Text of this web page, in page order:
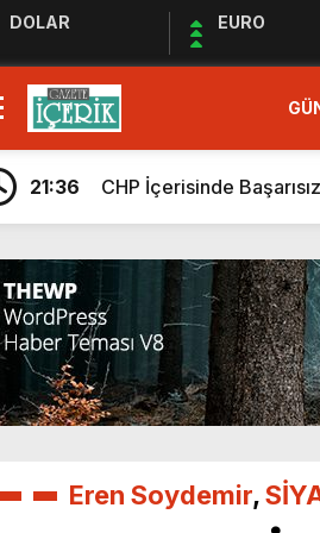
DOLAR EURO
14:56
EKREM İMAMOĞLUNU
22:45
CHP BORNOVA’DA
21:36
CHP İçerisinde
0:38
DEĞİŞİMCİLER
18:03
HIRS-DÜŞÜŞ-TEFEKKÜR
13:02
DERHALCİLER!
20:01
Savaşın Gürültüsünde
20:29
“Haydi geçmiş olsun
21:53
İnsanlık ve Yapay
16:47
CHP ARINIRSA
22:45
CHP BORNOVA’DA
Eren Soydemir,